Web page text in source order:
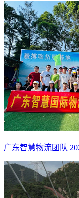
广东智慧物流团队